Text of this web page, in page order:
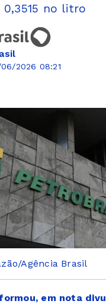
0,3515 no litro
2026 08:21
Agência Brasil
em nota